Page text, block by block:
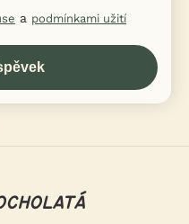
a podmínkami užití